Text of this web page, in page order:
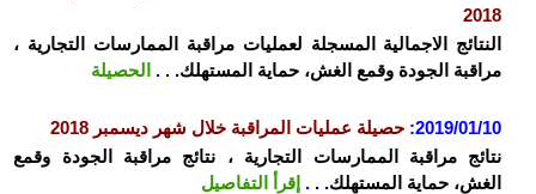
2018
النتائج الاجمالية المسجلة لعمليات مراقبة الممارسات التجارية ،
مراقبة الجودة وقمع الغش، حماية المستهلك. . . الحصيلة
2019/01/10
: حصيلة عمليات المراقبة خلال شهر ديسمبر 2018
نتائج مراقبة الممارسات التجارية ، نتائج مراقبة الجودة وقمع
الغش، حماية المستهلك. . . إقرأ التفاصيل